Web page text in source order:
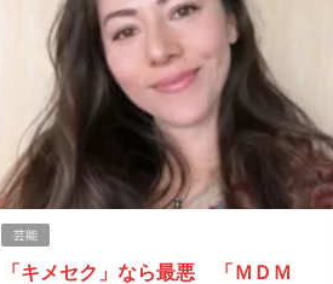
芸能
「キメセク」なら最悪 「ＭＤＭ